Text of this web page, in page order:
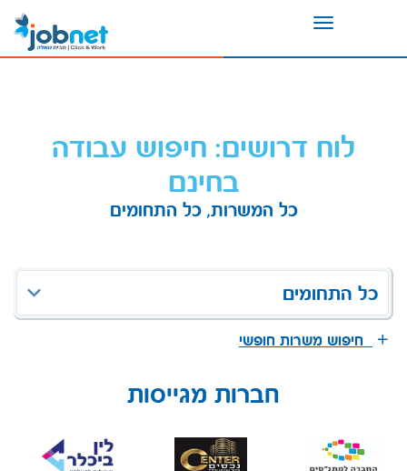
Toggle
לוח דרושים: חיפוש עבודה
בחינם
כל המשרות, כל התחומים
כל התחומים
חיפוש משרות חופשי
חברות מגייסות